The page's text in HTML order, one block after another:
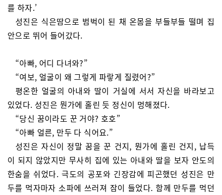
를 하자.’
성진은 식은땀으로 범벅이 된 채 온몸을 부들부들 떨며 집
안으로 뛰어 들어갔다.
“아빠, 어디 다녀와?”
“여보, 얼굴이 왜 그렇게 파랗게 질렸어?”
평온한 얼굴의 아내와 딸이 거실에 서서 자신을 바라보고
있었다. 성진은 뭔가에 홀린 듯 정신이 멍해졌다.
“당신 꿈이라도 꾼 거야? 호호”
“아빠 얼른, 만두 다 식어요.”
성진은 자신이 정말 꿈을 꾼 건지, 뭔가에 홀린 건지, 납득
이 되지 않았지만 무사히 집에 있는 아내와 딸을 보자 안도의
한숨을 쉬었다. 극도의 공포와 긴장감에 피곤했던 성진은 만
두를 먹자마자 소파에 쓰러져 잠이 들었다. 함께 만두를 먹던